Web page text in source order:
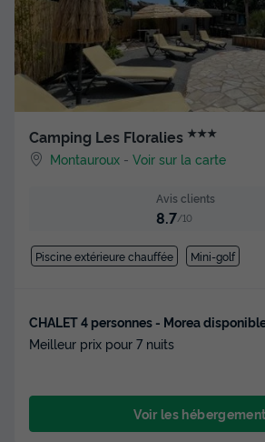
Camping Les Floralies ★★★
Montauroux -Voir sur la carte
Avis clients
8.7/10
Piscine extérieure chauffée Mini-golf
CHALET 4 personnes - Morea
Meilleur prix pour 7 nuits
Voir les